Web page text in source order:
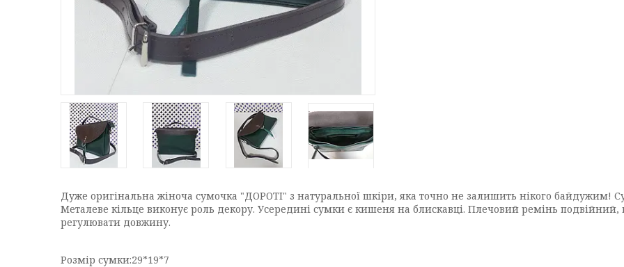
Дуже оригінальна жіноча сумочка "ДОРОТІ" з натуральної шкіри, яка точно не залишить нікого байдужим!
Металеве кільце виконує роль декору. Усередині сумки є кишеня на блискавці. Плечовий ремінь подвійний,
регулювати довжину.
Розмір сумки:29*19*7